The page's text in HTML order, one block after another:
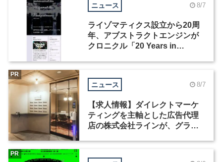
ニュース 8/7
ライゾマティクス設立から20周
年、アブストラクトエンジンが
クロニクル「20 Years in
ニュース 8/7
【求人情報】ダイレクトマーケ
ティングを主軸とした広告代理
店の株式会社ラインが、グラフ
PR
PR